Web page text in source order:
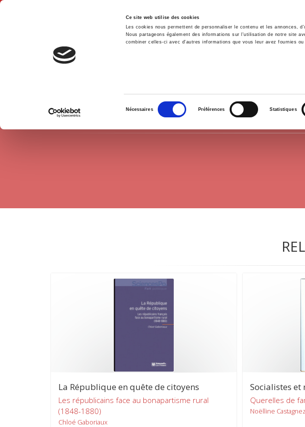
Ce site web utilise des cookies
Les cookies nous permettent de personnaliser le contenu et les annonces,
Nous partageons également des informations sur l'utilisation de notre site
combiner celles-ci avec d'autres informations que vous leur avez fournies
consentement
Nécessaires Préférences Statistiques
Home Environment
La République en quête de citoyens
Les républicains face au bonapartisme rural
(1848-1880)
Chloé Gaboriaux
Socialistes
Querelles de
Noëlline